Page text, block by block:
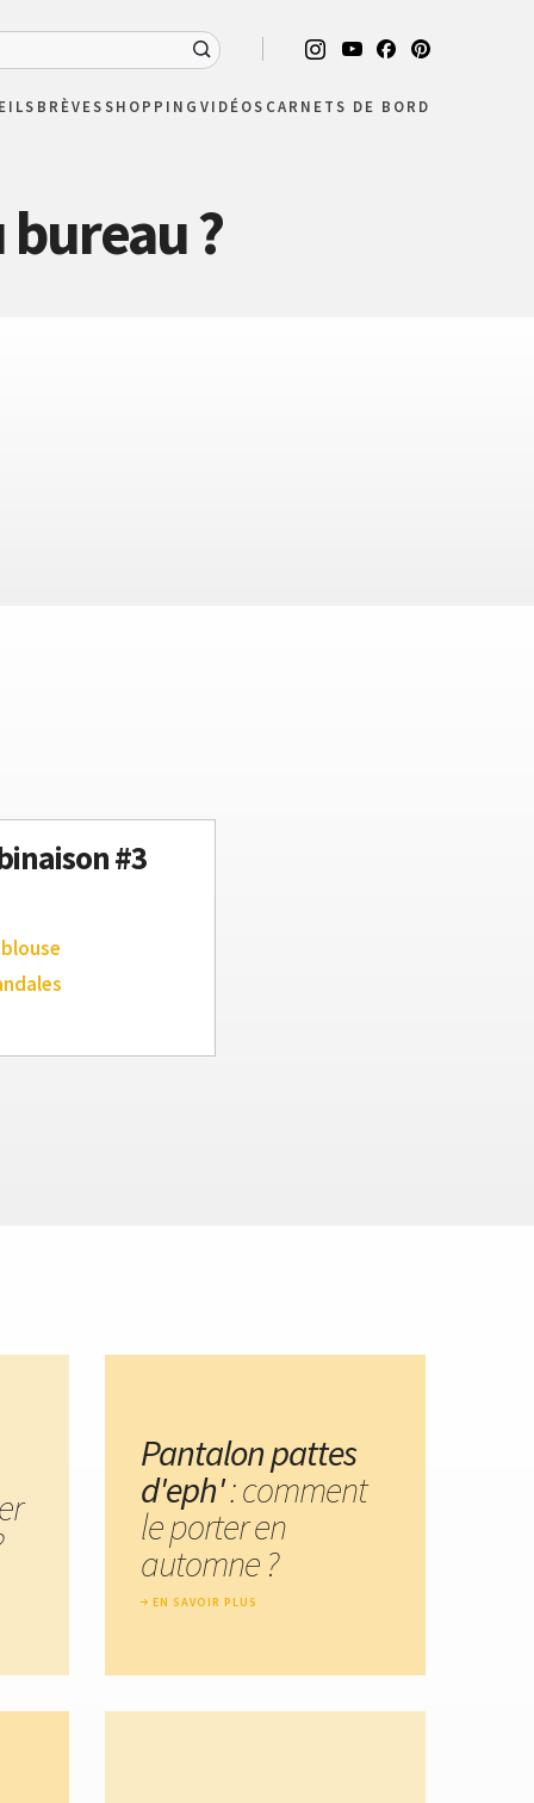
BRÈVESSHOPPING VIDÉOS CARNETS DE BORD
?
#3
Pantalon pattes
d'eph': comment
le porter en
automne ?
EN SAVOIR PLUS